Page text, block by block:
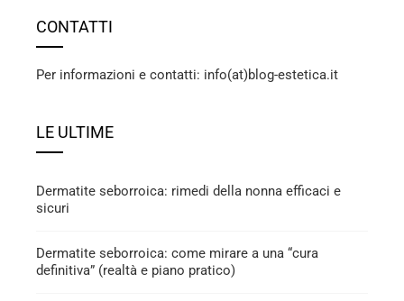
CONTATTI
Per informazioni e contatti: info(at)blog-estetica.it
LE ULTIME
Dermatite seborroica: rimedi della nonna efficaci e
sicuri
Dermatite seborroica: come mirare a una “cura
definitiva” (realtà e piano pratico)